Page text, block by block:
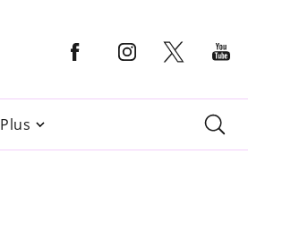
Plus